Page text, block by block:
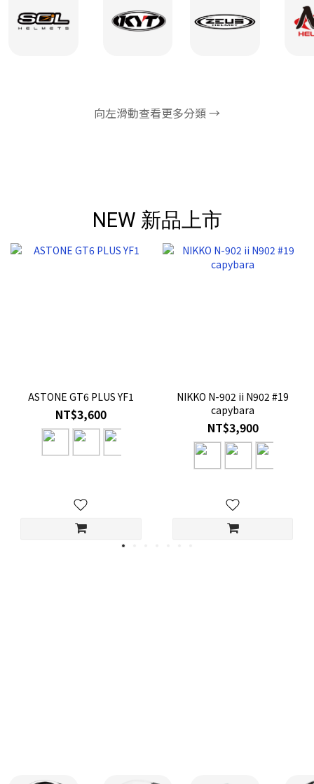
向左滑動查看更多分類 →
NEW 新品上市
ASTONE GT6 PLUS YF1
NT$3,600
NIKKO N-902 ii N902 #19
capybara
NT$3,900